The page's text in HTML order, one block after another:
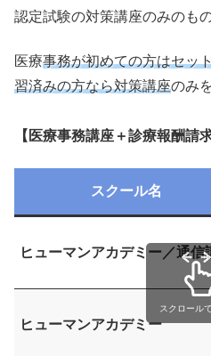
認定試験の対策講座のみのも
医療事務が初めての方はセッ
習済みの方なら対策講座のみ
【医療事務講座＋診療報酬請
スクール名
ヒューマンアカデミー／通信
ヒューマンアカデミー
スクロール